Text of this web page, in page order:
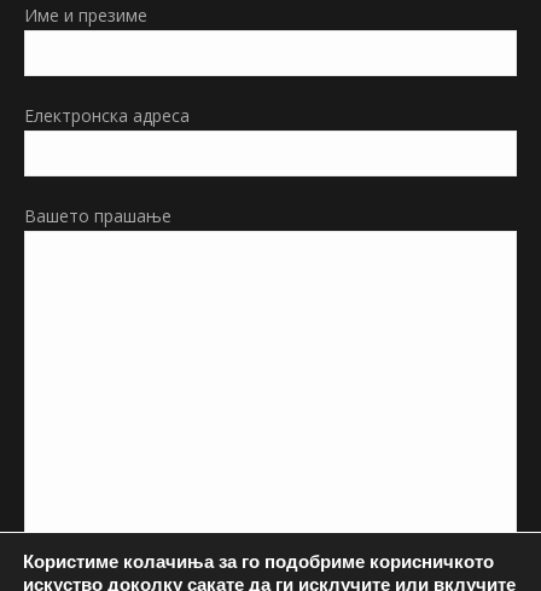
new
Име и презиме
Електронска адреса
Вашето прашање
Користиме колачиња за го подобриме корисничкото
искуство доколку сакате да ги исклучите или вклучите